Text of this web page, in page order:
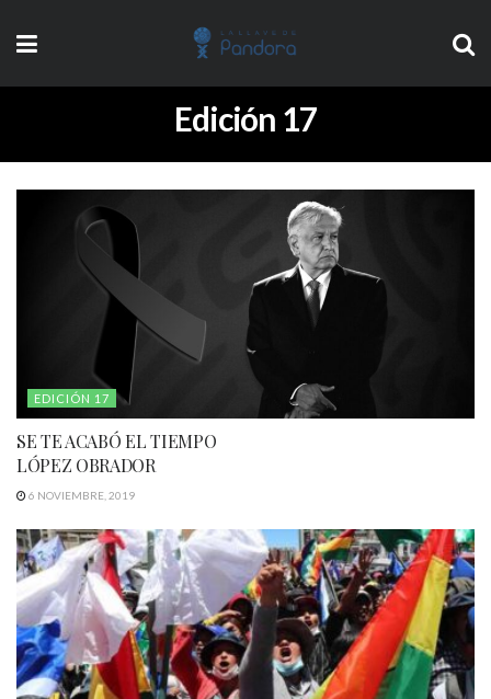
Edición 17
EDICIÓN 17
SE TE ACABÓ EL TIEMPO
LÓPEZ OBRADOR
6 NOVIEMBRE, 2019